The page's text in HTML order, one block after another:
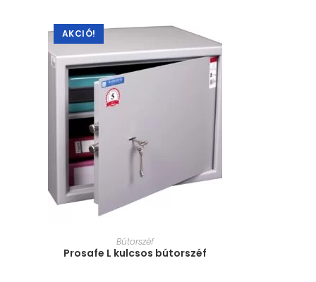
AKCIÓ!
MÉRET VÁLASZTÁSA
Bútorszéf
Prosafe L kulcsos bútorszéf